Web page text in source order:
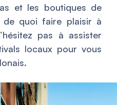
et les boutiques de
de quoi faire plaisir à
pas à assister
locaux pour vous